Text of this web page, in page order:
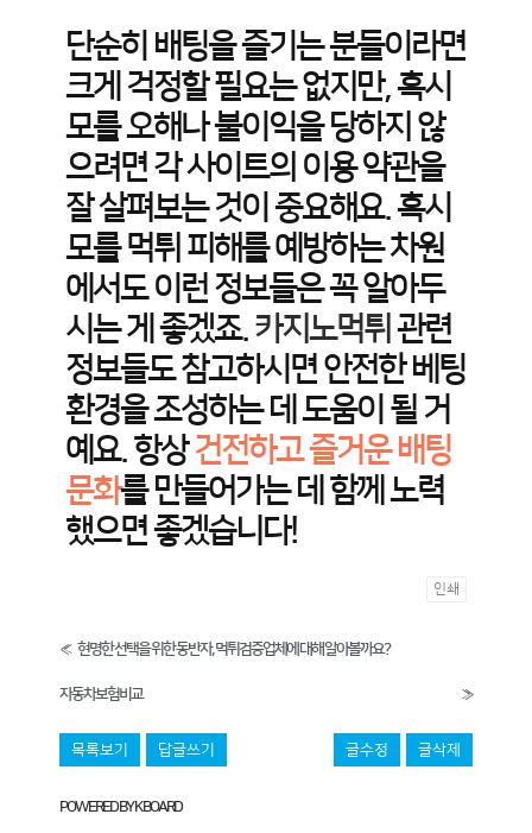
단순히 배팅을 즐기는 분들이라면
크게 걱정할 필요는 없지만, 혹시
모를 오해나 불이익을 당하지 않
으려면 각 사이트의 이용 약관을
잘 살펴보는 것이 중요해요. 혹시
모를 먹튀 피해를 예방하는 차원
에서도 이런 정보들은 꼭 알아두
시는 게 좋겠죠.카지노먹튀 관련
정보들도 참고하시면 안전한 베팅
환경을 조성하는 데 도움이 될 거
예요. 항상건전하고 즐거운 배팅
문화를 만들어가는 데 함께 노력
했으면 좋겠습니다!
인쇄
« 현명한 선택을 위한 동반자, 먹튀검증업체에 대해 알아볼까요?
자동차보험비교 »
목록보기 답글쓰기 글수정 글삭제
POWERED BY KBOARD